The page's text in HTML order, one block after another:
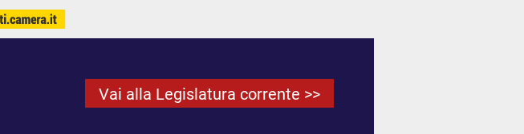
Vai alla Legislatura corrente >>